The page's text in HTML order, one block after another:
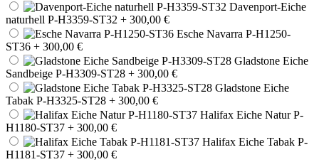
Davenport-Eiche
naturhell P-H3359-ST32 + 300,00 €
Esche Navarra P-H1250-
ST36 + 300,00 €
Gladstone Eiche
Sandbeige P-H3309-ST28 + 300,00 €
Gladstone Eiche
Tabak P-H3325-ST28 + 300,00 €
Halifax Eiche Natur P-
H1180-ST37 + 300,00 €
Halifax Eiche Tabak P-
H1181-ST37 + 300,00 €